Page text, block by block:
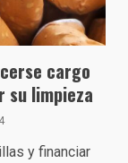
cargo
su limpieza
y financiar